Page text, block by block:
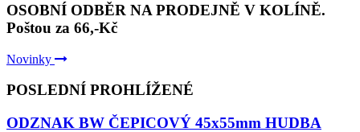
OSOBNÍ ODBĚR NA PRODEJNĚ V KOLÍNĚ.
Poštou za 66,-Kč
Novinky
POSLEDNÍ PROHLÍŽENÉ
ODZNAK BW ČEPICOVÝ 45x55mm HUDBA